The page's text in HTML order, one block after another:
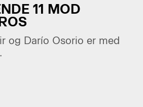
11 MOD
og Darío Osorio er med